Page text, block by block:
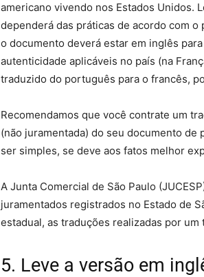
americano vivendo nos Estados Unidos.
dependerá das práticas de acordo com
o documento deverá estar em inglês
autenticidade aplicáveis no país (na
traduzido do português para o francês,
Recomendamos que você contrate um
(não juramentada) do seu documento de
ser simples, se deve aos fatos melhor
A Junta Comercial de São Paulo
juramentados registrados no Estado de
estadual, as traduções realizadas por
5. Leve a versão em